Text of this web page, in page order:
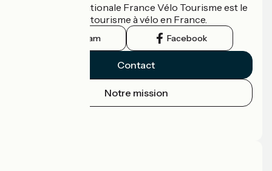
L'association nationale France Vélo Tourisme est le
guide officiel du tourisme à vélo en France.
Instagram Facebook
Contact
Notre mission